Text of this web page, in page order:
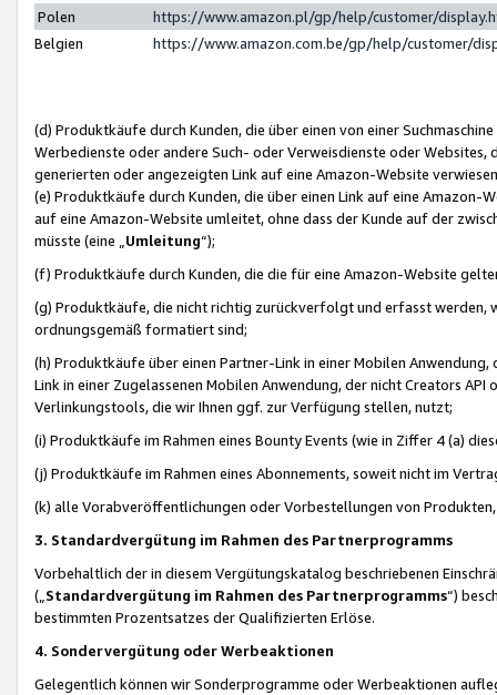
Polen
https://www.amazon.pl/gp/help/customer/
Belgien
https://www.amazon.com.be/gp/help/customer/
(d) Produktkäufe durch Kunden, die über einen von einer
Werbedienste oder andere Such- oder Verweisdienste oder Websites,
generierten oder angezeigten Link auf eine Amazon-Website
(e) Produktkäufe durch Kunden, die über einen Link auf eine
auf eine Amazon-Website umleitet, ohne dass der Kunde auf der
müsste (eine „ Umleitung“);
(f) Produktkäufe durch Kunden, die die für eine Amazon-Website
(g) Produktkäufe, die nicht richtig zurückverfolgt und erfasst werden,
ordnungsgemäß formatiert sind;
(h) Produktkäufe über einen Partner-Link in einer Mobilen
Link in einer Zugelassenen Mobilen Anwendung, der nicht Creators
Verlinkungstools, die wir Ihnen ggf. zur Verfügung stellen, nutzt;
(i) Produktkäufe im Rahmen eines Bounty Events (wie in Ziffer 4 (a)
(j) Produktkäufe im Rahmen eines Abonnements, soweit nicht im
(k) alle Vorabveröffentlichungen oder Vorbestellungen von
3. Standardvergütung im Rahmen des Partnerprogramms
Vorbehaltlich der in diesem Vergütungskatalog beschriebenen
(„ Standardvergütung im Rahmen des Partnerprogramms“)
bestimmten Prozentsatzes der Qualifizierten Erlöse.
4. Sondervergütung oder Werbeaktionen
Gelegentlich können wir Sonderprogramme oder Werbeaktionen